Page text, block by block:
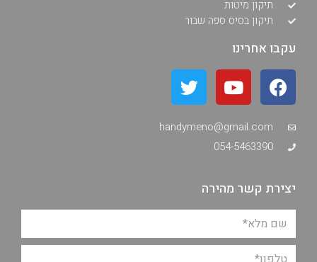
תיקון מיטות
תיקון בסיס ספה שבור
עקבו אחרינו
handymeno@gmail.com
054-5463390
יצירת קשר מהירה